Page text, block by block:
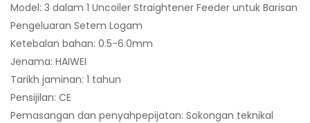
Model: 3 dalam 1 Uncoiler Straightener Feeder untuk Barisan
Pengeluaran Setem Logam
Ketebalan bahan: 0.5-6.0mm
Jenama: HAIWEI
Tarikh jaminan: 1 tahun
Pensijilan: CE
Pemasangan dan penyahpepijatan: Sokongan teknikal